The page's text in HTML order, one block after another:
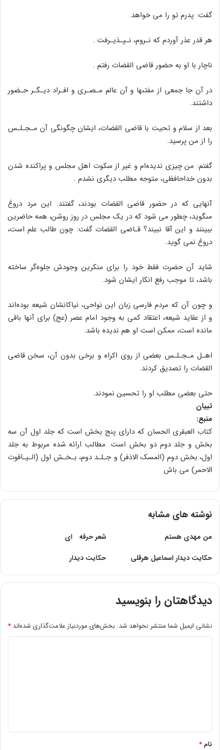
گفت: پدرم تو را مى خواهد.
هر قدر عذر آوردم که نـروم، نـپـذیـرفت .
ناچار با او به حضور قاضى القضات رفتم .
در آن جا جمعى از مفتىها و آن عالم مـصـرى و افـراد دیـگـر حـضور
داشتند.
بعد از سلام و تحیت با قاضى القضات، ایشان چگونگى آن مـجـلـس
را از من پرسید.
گفتم: من چیزى ندیده‌ام و غیر از سکوت اهل مجلس و پراکنده شدن
بدون خداحافظى، متوجه مطلب دیگرى نشدم .
آنهایى که در حضور قاضى القضات بودند، گفتند: این مرد دروغ
مىگوید، چطور مى شود که در یک مجلس در روز روشن، همه حاضرین
ببینند و این آقا نبیند؟ قـاضى القضات گفت: چون طالب علم است،
دروغ نمى گوید.
شاید آن حضرت فقط خود را براى منکرین وجودش جلوه‌گر ساخته
باشد، تا موجب رفع انکار ایشان شود.
و چون آن که مردم فارسى زبان این نواحى، نیاکانشان شیعه بوده‌اند
و از عقاید شیعه، اعتقاد کمى به وجود امام عصر (عج) براى آنها باقى
مانده است، ممکن است او هم ندیده باشد.
اهـل مـجـلـس بعضى از روى اکراه و برخى بدون آن، سخن قاضى
القضات را تصدیق کردند.
حتى بعضى مطلب او را تحسین نمودند.
تبیان
منبع:
کتاب العبقرى الحسان که داراى پنج بخش است که جلد اول آن سه
بخش و جلد دوم دو بخش است. مطالب ارائه شده مربوط به جلد
اول، بخش دوم (المسک الاذفر) و جـلـد دوم، بـخـش اول (الـیـاقوت
الاحمر) مى باش
نوشته های مشابه
من مهدی هستم
شعر حرفه اى
حکایت دیدار اسماعیل هرقلی
حکایت دیدار
دیدگاهتان را بنویسید
نشانی ایمیل شما منتشر نخواهد شد. بخش‌های موردنیاز علامت‌گذاری شده‌اند *
*
نام *